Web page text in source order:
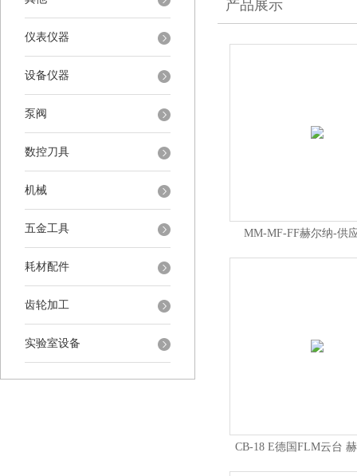
仪表仪器
设备仪器
泵阀
数控刀具
机械
五金工具
耗材配件
齿轮加工
实验室设备
产品展示
MM-MF-FF赫尔纳-供
ormant防震支架
CB-18 E德国FLM云台